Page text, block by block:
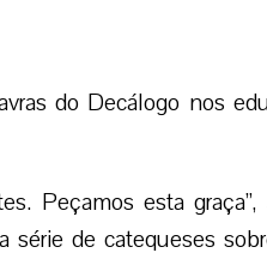
do Decálogo nos
Peçamos esta
série de catequeses